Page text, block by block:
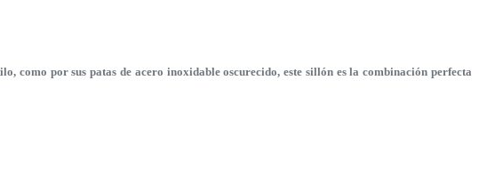
como por sus patas de acero inoxidable oscurecido, este sillón es la combinación perfecta